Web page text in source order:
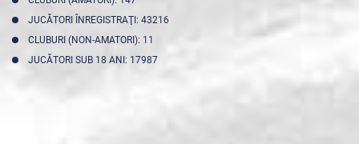
JUCĂTORI ÎNREGISTRAŢI: 43216
CLUBURI (NON-AMATORI): 11
JUCĂTORI SUB 18 ANI: 17987